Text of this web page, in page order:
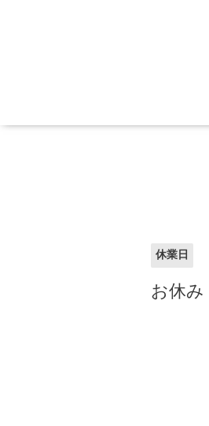
休業日
お休み